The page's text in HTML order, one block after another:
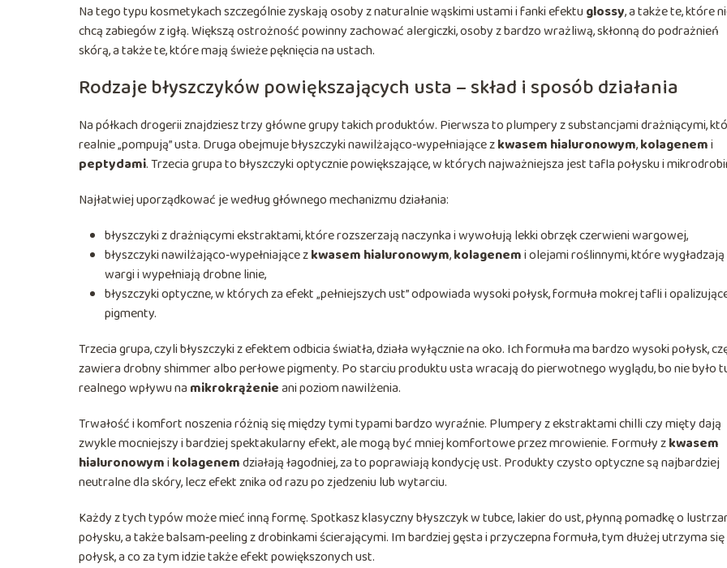
Na tego typu kosmetykach szczególnie zyskają osoby z naturalnie wąskimi ustami i fanki efektuglossy, a także te, które
chcą zabiegów z igłą. Większą ostrożność powinny zachować alergiczki, osoby z bardzo wrażliwą, skłonną do podrażnień
skórą, a także te, które mają świeże pęknięcia na ustach.
Rodzaje błyszczyków powiększających usta – skład i sposób działania
Na półkach drogerii znajdziesz trzy główne grupy takich produktów. Pierwsza to plumpery z substancjami drażniącymi,
realnie „pompują” usta. Druga obejmuje błyszczyki nawilżająco‑wypełniające zkwasem hialuronowym,kolagenemi
peptydami. Trzecia grupa to błyszczyki optycznie powiększające, w których najważniejsza jest tafla połysku i
Najłatwiej uporządkować je według głównego mechanizmu działania:
błyszczyki z drażniącymi ekstraktami, które rozszerzają naczynka i wywołują lekki obrzęk czerwieni wargowej,
błyszczyki nawilżająco‑wypełniające zkwasem hialuronowym,kolagenemi olejami roślinnymi, które wygładzają
wargi i wypełniają drobne linie,
błyszczyki optyczne, w których za efekt „pełniejszych ust” odpowiada wysoki połysk, formuła mokrej tafli i
pigmenty.
Trzecia grupa, czyli błyszczyki z efektem odbicia światła, działa wyłącznie na oko. Ich formuła ma bardzo wysoki połysk,
zawiera drobny shimmer albo perłowe pigmenty. Po starciu produktu usta wracają do pierwotnego wyglądu, bo nie było
realnego wpływu na mikrokrążenieani poziom nawilżenia.
Trwałość i komfort noszenia różnią się między tymi typami bardzo wyraźnie. Plumpery z ekstraktami chilli czy mięty dają
zwykle mocniejszy i bardziej spektakularny efekt, ale mogą być mniej komfortowe przez mrowienie. Formuły zkwasem
hialuronowymi kolagenemdziałają łagodniej, za to poprawiają kondycję ust. Produkty czysto optyczne są najbardziej
neutralne dla skóry, lecz efekt znika od razu po zjedzeniu lub wytarciu.
Każdy z tych typów może mieć inną formę. Spotkasz klasyczny błyszczyk w tubce, lakier do ust, płynną pomadkę o
połysku, a także balsam‑peeling z drobinkami ścierającymi. Im bardziej gęsta i przyczepna formuła, tym dłużej utrzyma się
połysk, a co za tym idzie także efekt powiększonych ust.